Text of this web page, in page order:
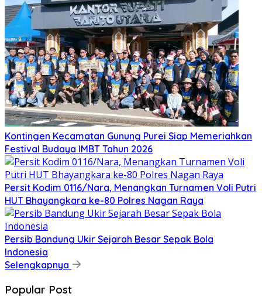
Kontingen Kecamatan Gunung Purei Siap Memeriahkan
Festival Budaya IMBT Tahun 2026
Persit Kodim 0116/Nara, Menangkan Turnamen Voli Putri
HUT Bhayangkara ke-80 Polres Nagan Raya
Persib Bandung Ukir Sejarah Besar Sepak Bola
Indonesia
Selengkapnya
Popular Post